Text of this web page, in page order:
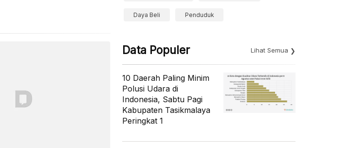
Daya Beli Penduduk
Data Populer Lihat Semua
10 Daerah Paling Minim
Polusi Udara di
Indonesia, Sabtu Pagi
Kabupaten Tasikmalaya
Peringkat 1